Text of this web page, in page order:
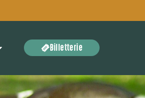
Billetterie